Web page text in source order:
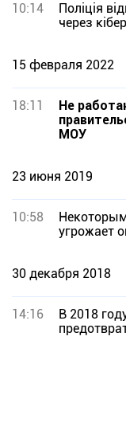
10:14
Поліція
через
15 февраля 2022
18:11
Не
МОУ
23 июня 2019
10:58
угрожает
30 декабря 2018
14:16
В 2018